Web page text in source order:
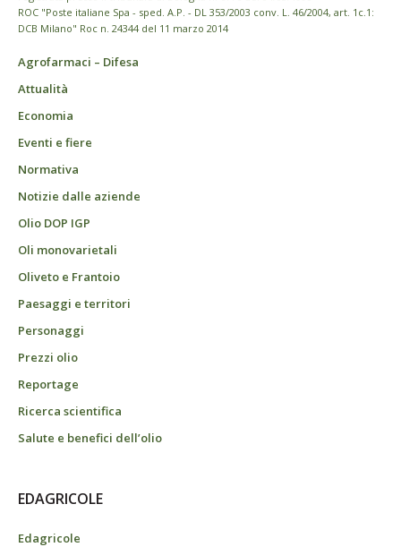
ROC "Poste italiane Spa - sped. A.P. - DL 353/2003 conv. L. 46/2004, art. 1c.1:
DCB Milano" Roc n. 24344 del 11 marzo 2014
Agrofarmaci – Difesa
Attualità
Economia
Eventi e fiere
Normativa
Notizie dalle aziende
Olio DOP IGP
Oli monovarietali
Oliveto e Frantoio
Paesaggi e territori
Personaggi
Prezzi olio
Reportage
Ricerca scientifica
Salute e benefici dell’olio
EDAGRICOLE
Edagricole